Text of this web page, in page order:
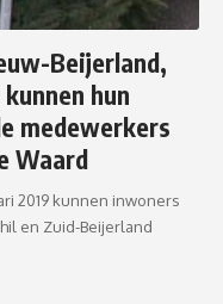
Beijerland,
hun
medewerkers
Waard
2019 kunnen inwoners
en Zuid-Beijerland